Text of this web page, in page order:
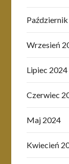
Wrzesień
Lipiec 2024
Czerwiec
Maj 2024
Kwiecień